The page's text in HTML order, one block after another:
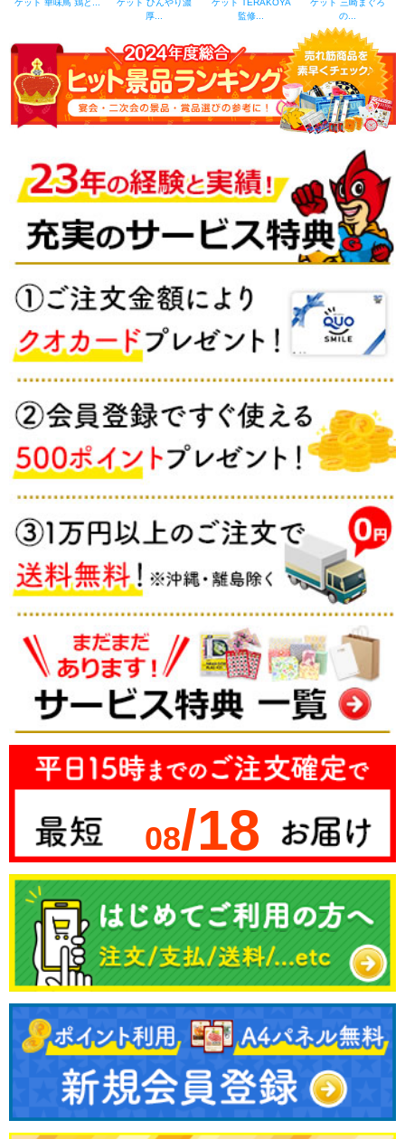
ケット 華味鳥 鶏と...
ケット ひんやり濃
厚...
ケット TERAKOYA
監修...
ケット 三崎まぐろ
の...
08/18